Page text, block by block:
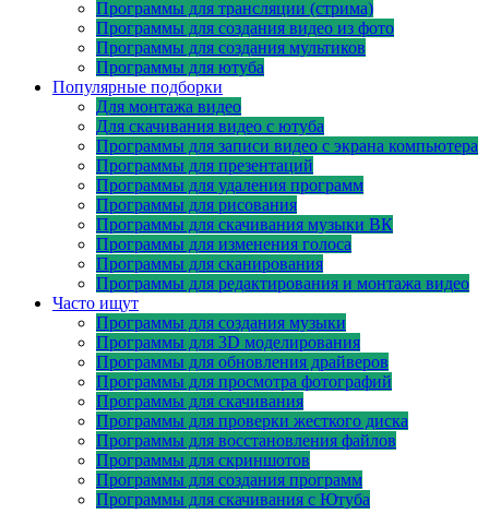
Программы для трансляции (стрима)
Программы для создания видео из фото
Программы для создания мультиков
Программы для ютуба
Популярные подборки
Для монтажа видео
Для скачивания видео с ютуба
Программы для записи видео с экрана компьютера
Программы для презентаций
Программы для удаления программ
Программы для рисования
Программы для скачивания музыки ВК
Программы для изменения голоса
Программы для сканирования
Программы для редактирования и монтажа видео
Часто ищут
Программы для создания музыки
Программы для 3D моделирования
Программы для обновления драйверов
Программы для просмотра фотографий
Программы для скачивания
Программы для проверки жесткого диска
Программы для восстановления файлов
Программы для скриншотов
Программы для создания программ
Программы для скачивания с Ютуба